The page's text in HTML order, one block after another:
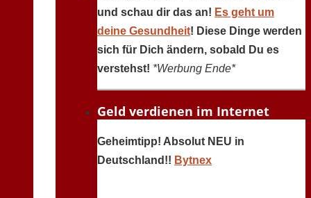
und schau dir das an! Es geht um
deine Gesundheit! Diese Dinge werden
sich für Dich ändern, sobald Du es
verstehst! *Werbung Ende*
Geld verdienen im Internet
Geheimtipp! Absolut NEU in
Deutschland!! Bytnex